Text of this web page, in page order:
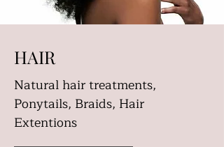
HAIR
Natural hair treatments,
Ponytails, Braids, Hair
Extentions